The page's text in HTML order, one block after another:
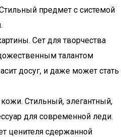
предмет с системой
Сет для творчества
талантом
досуг, и даже может стать
Стильный, элегантный,
для современной леди.
ценителя сдержанной